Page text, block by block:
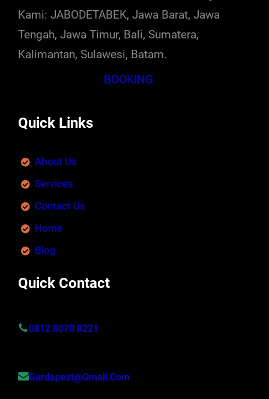
Kami: JABODETABEK, Jawa Barat, Jawa
Tengah, Jawa Timur, Bali, Sumatera,
Kalimantan, Sulawesi, Batam.
BOOKING
Quick Links
About Us
Services
Contact Us
Home
Blog
Quick Contact
0812 8070 8221
Gardapest@gmail.com